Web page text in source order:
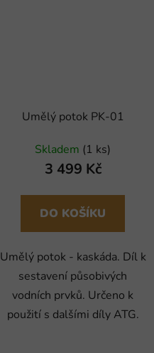
Umělý potok PK-01
Skladem (1 ks)
3 499 Kč
DO KOŠÍKU
Umělý potok - kaskáda. Díl k
sestavení působivých
vodních prvků. Určeno k
použití s dalšími díly ATG.